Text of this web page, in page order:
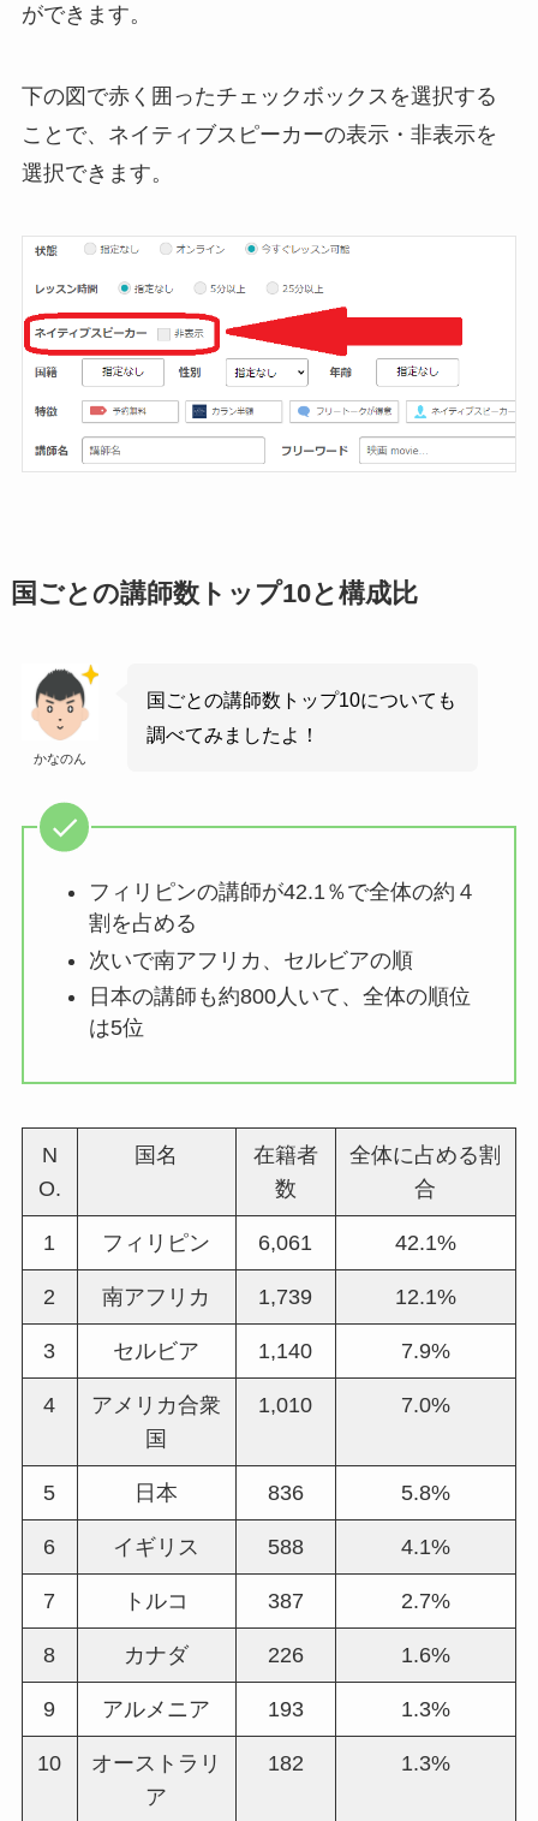
ができます。
下の図で赤く囲ったチェックボックスを選択する
ことで、ネイティブスピーカーの表示・非表示を
選択できます。
国ごとの講師数トップ10と構成比
かなのん
国ごとの講師数トップ10についても
調べてみましたよ！
フィリピンの講師が42.1％で全体の約４
割を占める
次いで南アフリカ、セルビアの順
日本の講師も約800人いて、全体の順位
は5位
N
O.
国名
在籍者
数
全体に占める割
合
1 フィリピン 6,061 42.1%
2 南アフリカ 1,739 12.1%
3 セルビア 1,140 7.9%
4
アメリカ合衆
国
1,010 7.0%
5 日本 836 5.8%
6 イギリス 588 4.1%
7 トルコ 387 2.7%
8 カナダ 226 1.6%
9 アルメニア 193 1.3%
10
オーストラリ
ア
182 1.3%